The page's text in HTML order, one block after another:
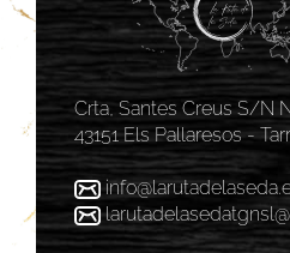
Crta, Santes Creus S/N
43151 Els Pallaresos -